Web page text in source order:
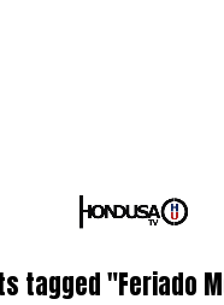
tagged "Feriado